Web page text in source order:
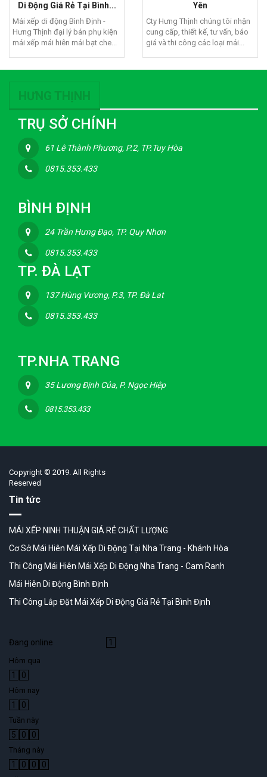
Di Động Giá Rẻ Tại Bình...
Mái xếp di động Bình Định -
Hưng Thịnh đại lý bán phụ kiện
mái xếp mái hiên mái bạt che...
Yên
Cty Hưng Thịnh chúng tôi nhận
cung cấp, thiết kế, tư vấn, báo
giá và thi công các loại mái...
HƯNG THỊNH
TRỤ SỞ CHÍNH
61 Lê Thành Phương, P.2, TP.Tuy Hòa
0815.353.433
BÌNH ĐỊNH
24 Trần Hưng Đạo, TP. Quy Nhơn
0815.353.433
TP. ĐÀ LẠT
137 Hùng Vương, P.3, TP. Đà Lat
0815.353.433
TP.NHA TRANG
35 Lương Định Của, P. Ngọc Hiệp
0815.353.433
Copyright © 2019. All Rights
Reserved
Tin tức
MÁI XẾP NINH THUẬN GIÁ RẺ CHẤT LƯỢNG
Cơ Sở Mái Hiên Mái Xếp Di Động Tại Nha Trang - Khánh Hòa
Thi Công Mái Hiên Mái Xếp Di Động Nha Trang - Cam Ranh
Mái Hiên Di Động Bình Định
Thi Công Lắp Đặt Mái Xếp Di Động Giá Rẻ Tại Bình Định
Đang online 1
Hôm qua
1 0
Hôm nay
1 0
Tuần này
5 0 0
Tháng này
1 0 0 0